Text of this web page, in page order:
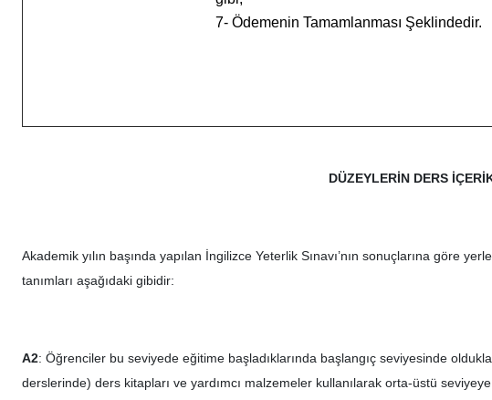
7- Ödemenin Tamamlanması Şeklindedir.
DÜZEYLERİN DERS
Akademik yılın başında yapılan İngilizce Yeterlik Sınavı’nın sonuçlarına göre
tanımları aşağıdaki gibidir:
A2: Öğrenciler bu seviyede eğitime başladıklarında başlangıç seviyesinde
derslerinde) ders kitapları ve yardımcı malzemeler kullanılarak orta-üstü